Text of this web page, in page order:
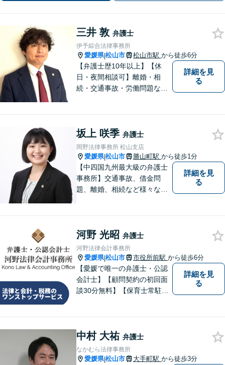
す。迅速に対応します。
三井 敦 弁護士
伊予綜合法律事務所
愛媛県|松山市 松山市駅 から徒歩6分
【弁護士歴10年以上】【休
日・夜間相談可】離婚・相
続・交通事故・労働問題など
指します【オンライン相談
可】【松山市駅徒歩8分】
詳細を見
る
坂上 咲季 弁護士
岡野法律事務所 松山支店
愛媛県|松山市 勝山町駅 から徒歩1分
【中四国九州最大級の弁護士
事務所】交通事故、借金問
題、離婚、相続など様々な問
い！
詳細を見
る
河野 光昭 弁護士
河野法律会計事務所
愛媛県|松山市 市役所前駅 から徒歩6分
【愛媛で唯一の弁護士・公認
会計士】【顧問契約の初回面
談30分無料】【保育士常駐】
せください。
詳細を見
る
中村 大祐 弁護士
なかむら法律事務所
愛媛県|松山市 大手町駅 から徒歩3分